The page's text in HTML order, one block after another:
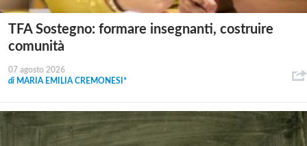
TFA Sostegno: formare insegnanti, costruire
comunità
07 agosto 2026
di MARIA EMILIA CREMONESI*